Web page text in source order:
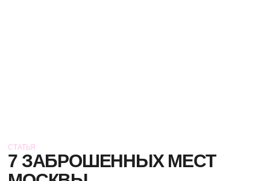
которых ходили легенды. Дисклеймер: самый
безопасный способ узнать о местах — это
прочитать статью. Проникать на охраняемые